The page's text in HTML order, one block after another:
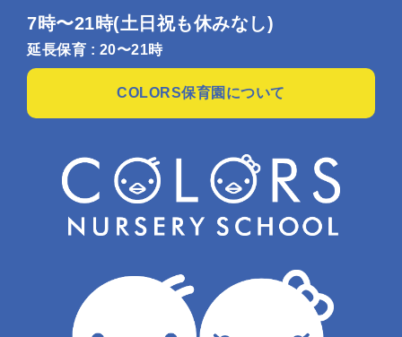
7時〜21時(土日祝も休みなし)
延長保育 : 20〜21時
COLORS保育園について